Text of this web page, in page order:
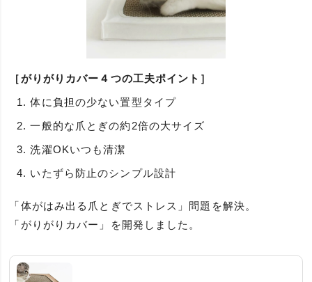
［がりがりカバー４つの工夫ポイント］
体に負担の少ない置型タイプ
一般的な爪とぎの約2倍の大サイズ
洗濯OKいつも清潔
いたずら防止のシンプル設計
「体がはみ出る爪とぎでストレス」問題を解決。
「がりがりカバー」を開発しました。